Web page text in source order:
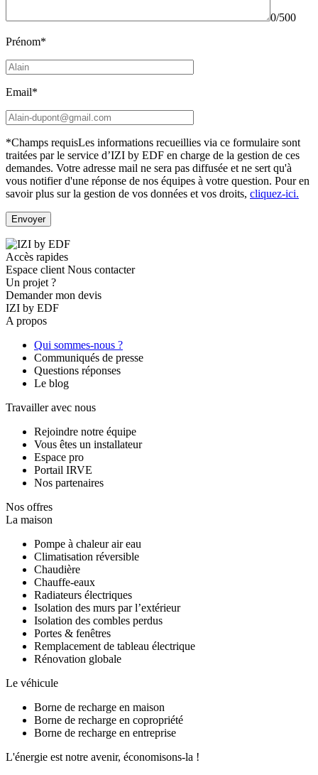
0/500
Prénom*
Email*
*Champs requisLes informations recueillies via ce formulaire sont
traitées par le service d’IZI by EDF en charge de la gestion de ces
demandes. Votre adresse mail ne sera pas diffusée et ne sert qu'à
vous notifier d'une réponse de nos équipes à votre question. Pour en
savoir plus sur la gestion de vos données et vos droits, cliquez-ici.
Accès rapides
Espace client Nous contacter
Un projet ?
Demander mon devis
IZI by EDF
A propos
Qui sommes-nous ?
Communiqués de presse
Questions réponses
Le blog
Travailler avec nous
Rejoindre notre équipe
Vous êtes un installateur
Espace pro
Portail IRVE
Nos partenaires
Nos offres
La maison
Pompe à chaleur air eau
Climatisation réversible
Chaudière
Chauffe-eaux
Radiateurs électriques
Isolation des murs par l’extérieur
Isolation des combles perdus
Portes & fenêtres
Remplacement de tableau électrique
Rénovation globale
Le véhicule
Borne de recharge en maison
Borne de recharge en copropriété
Borne de recharge en entreprise
L'énergie est notre avenir, économisons-la !